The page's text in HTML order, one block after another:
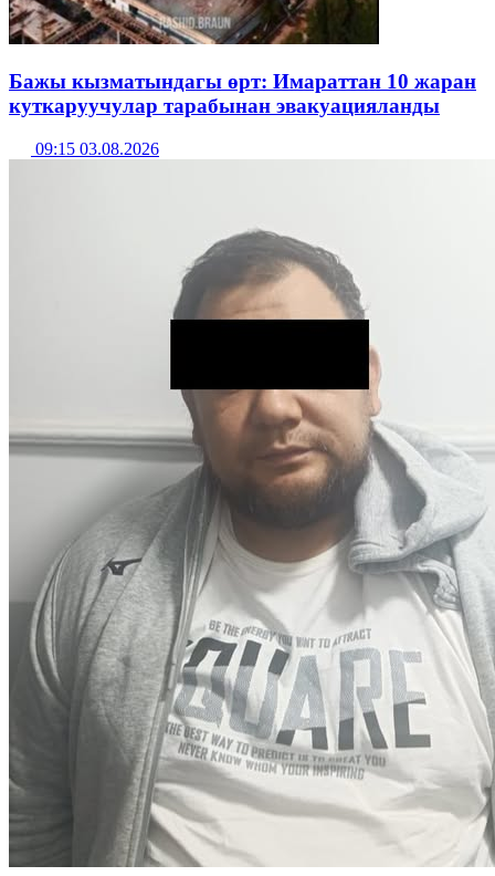
Бажы кызматындагы өрт: Имараттан 10 жаран
куткаруучулар тарабынан эвакуацияланды
09:15 03.08.2026